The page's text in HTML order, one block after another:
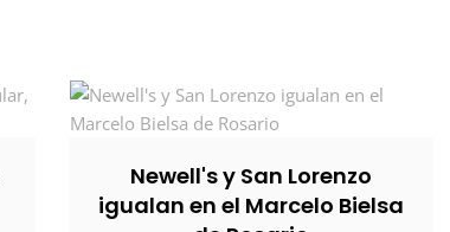
Newell's y San Lorenzo
igualan en el Marcelo Bielsa